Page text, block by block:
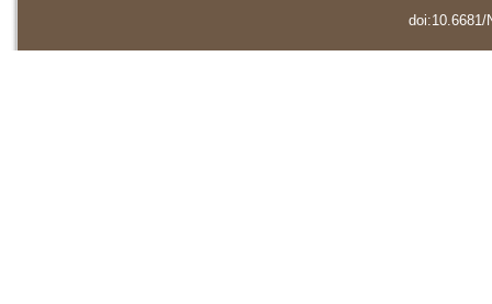
doi:10.6681/